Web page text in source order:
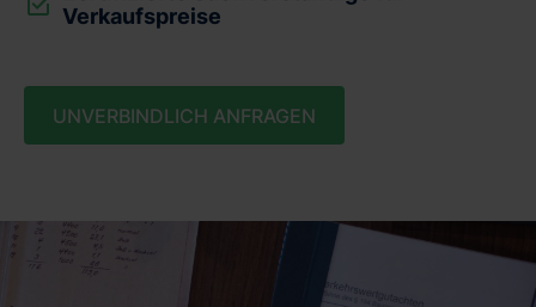
Verkaufspreise
UNVERBINDLICH ANFRAGEN